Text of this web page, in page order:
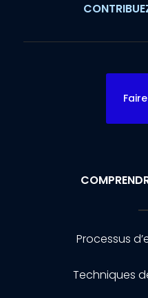
Processus
Techniques